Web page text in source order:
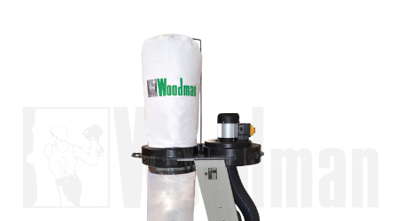
Liste des marques et produits du groupe Disber